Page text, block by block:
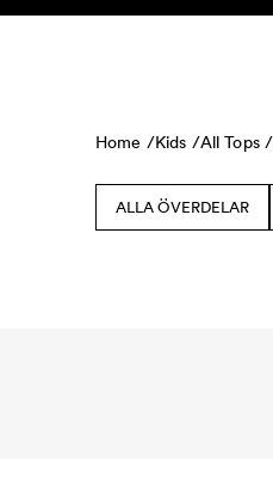
Skip to content
Home /Kids /All Tops /
ALLA ÖVERDELAR